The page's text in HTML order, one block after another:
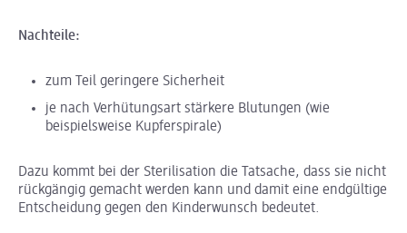
Nachteile:
zum Teil geringere Sicherheit
je nach Verhütungsart stärkere Blutungen (wie
beispielsweise Kupferspirale)
Dazu kommt bei der Sterilisation die Tatsache, dass sie nicht
rückgängig gemacht werden kann und damit eine endgültige
Entscheidung gegen den Kinderwunsch bedeutet.